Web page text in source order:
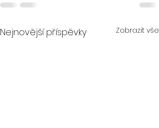
Nejnovější příspěvky Zobrazit vše